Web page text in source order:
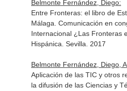
Belmonte Fernández, Diego:
Entre Fronteras: el libro de
Málaga. Comunicación en
Internacional ¿Las Fronteras
Hispánica. Sevilla. 2017
Belmonte Fernández, Diego,
Aplicación de las TIC y otros
la difusión de las Ciencias y